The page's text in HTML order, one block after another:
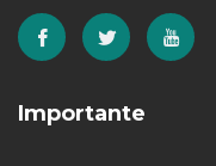
Importante